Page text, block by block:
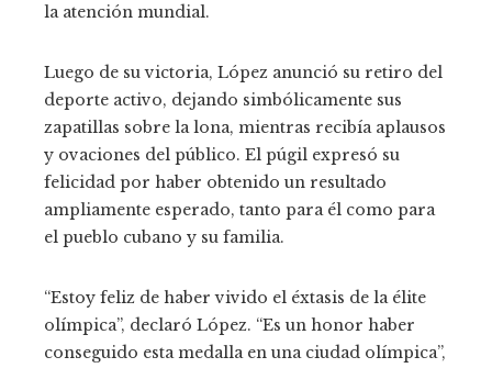
la atención mundial.
Luego de su victoria, López anunció su retiro del
deporte activo, dejando simbólicamente sus
zapatillas sobre la lona, ​​mientras recibía aplausos
y ovaciones del público. El púgil expresó su
felicidad por haber obtenido un resultado
ampliamente esperado, tanto para él como para
el pueblo cubano y su familia.
“Estoy feliz de haber vivido el éxtasis de la élite
olímpica”, declaró López. “Es un honor haber
conseguido esta medalla en una ciudad olímpica”,